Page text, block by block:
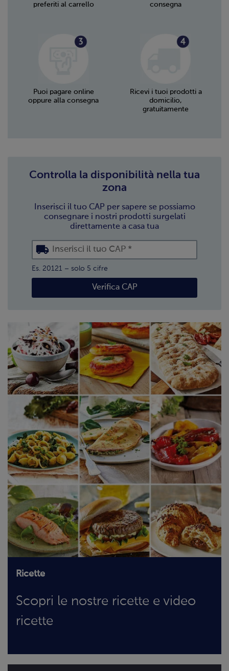
preferiti al carrello consegna
Puoi pagare online
oppure alla consegna
Ricevi i tuoi prodotti a
domicilio,
gratuitamente
Controlla la disponibilità nella tua
zona
Inserisci il tuo CAP per sapere se possiamo
consegnare i nostri prodotti surgelati
direttamente a casa tua
Verifica CAP
Es. 20121 – solo 5 cifre
Ricette
Scopri le nostre ricette e video
ricette